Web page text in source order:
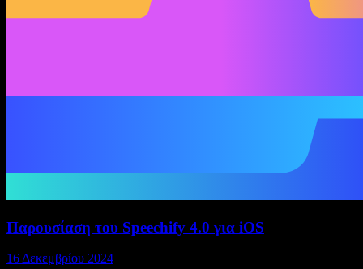
Παρουσίαση του Speechify 4.0 για iOS
16 Δεκεμβρίου 2024